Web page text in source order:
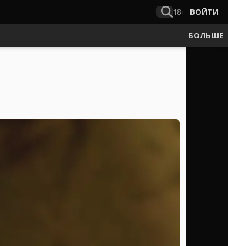
18+ ВОЙТИ
БОЛЬШЕ